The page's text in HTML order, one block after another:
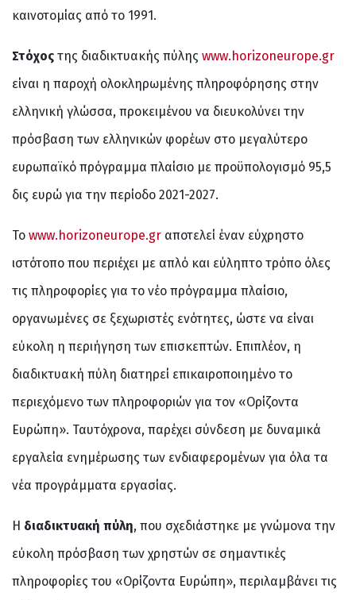
καινοτομίας από το 1991.
Στόχος της διαδικτυακής πύλης www.horizoneurope.gr
είναι η παροχή ολοκληρωμένης πληροφόρησης στην
ελληνική γλώσσα, προκειμένου να διευκολύνει την
πρόσβαση των ελληνικών φορέων στο μεγαλύτερο
ευρωπαϊκό πρόγραμμα πλαίσιο με προϋπολογισμό 95,5
δις ευρώ για την περίοδο 2021-2027.
Το www.horizoneurope.gr αποτελεί έναν εύχρηστο
ιστότοπο που περιέχει με απλό και εύληπτο τρόπο όλες
τις πληροφορίες για το νέο πρόγραμμα πλαίσιο,
οργανωμένες σε ξεχωριστές ενότητες, ώστε να είναι
εύκολη η περιήγηση των επισκεπτών. Επιπλέον, η
διαδικτυακή πύλη διατηρεί επικαιροποιημένο το
περιεχόμενο των πληροφοριών για τον «Ορίζοντα
Ευρώπη». Ταυτόχρονα, παρέχει σύνδεση με δυναμικά
εργαλεία ενημέρωσης των ενδιαφερομένων για όλα τα
νέα προγράμματα εργασίας.
Η διαδικτυακή πύλη, που σχεδιάστηκε με γνώμονα την
εύκολη πρόσβαση των χρηστών σε σημαντικές
πληροφορίες του «Ορίζοντα Ευρώπη», περιλαμβάνει τις